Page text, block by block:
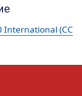
International (CC